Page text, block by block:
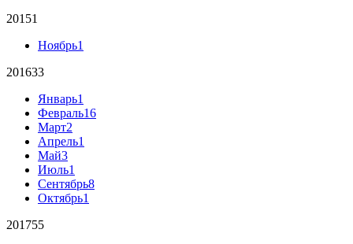
20151
Ноябрь1
201633
Январь1
Февраль16
Март2
Апрель1
Май3
Июль1
Сентябрь8
Октябрь1
201755